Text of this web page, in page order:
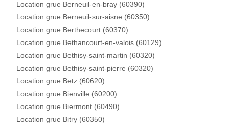
Location grue Berneuil-en-bray (60390)
Location grue Berneuil-sur-aisne (60350)
Location grue Berthecourt (60370)
Location grue Bethancourt-en-valois (60129)
Location grue Bethisy-saint-martin (60320)
Location grue Bethisy-saint-pierre (60320)
Location grue Betz (60620)
Location grue Bienville (60200)
Location grue Biermont (60490)
Location grue Bitry (60350)